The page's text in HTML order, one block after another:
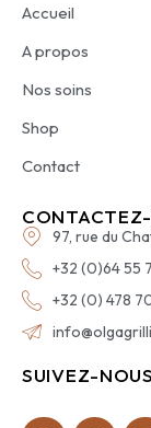
Accueil
A propos
Nos soins
Shop
Contact
97, rue du
+32 (0)64 55
+32 (0) 478
SUIVEZ-NOUS